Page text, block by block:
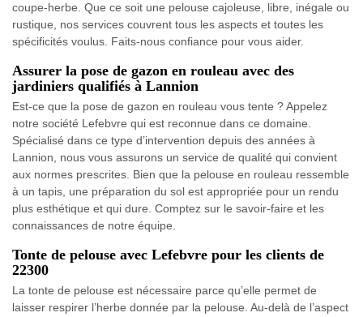
coupe-herbe. Que ce soit une pelouse cajoleuse, libre, inégale ou
rustique, nos services couvrent tous les aspects et toutes les
spécificités voulus. Faits-nous confiance pour vous aider.
Assurer la pose de gazon en rouleau avec des
jardiniers qualifiés à Lannion
Est-ce que la pose de gazon en rouleau vous tente ? Appelez
notre société Lefebvre qui est reconnue dans ce domaine.
Spécialisé dans ce type d’intervention depuis des années à
Lannion, nous vous assurons un service de qualité qui convient
aux normes prescrites. Bien que la pelouse en rouleau ressemble
à un tapis, une préparation du sol est appropriée pour un rendu
plus esthétique et qui dure. Comptez sur le savoir-faire et les
connaissances de notre équipe.
Tonte de pelouse avec Lefebvre pour les clients de
22300
La tonte de pelouse est nécessaire parce qu’elle permet de
laisser respirer l’herbe donnée par la pelouse. Au-delà de l’aspect